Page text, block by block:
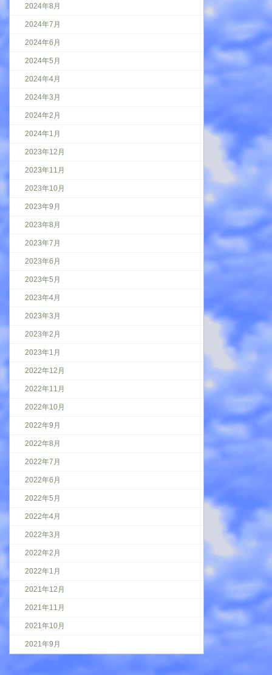
2024年8月
2024年7月
2024年6月
2024年5月
2024年4月
2024年3月
2024年2月
2024年1月
2023年12月
2023年11月
2023年10月
2023年9月
2023年8月
2023年7月
2023年6月
2023年5月
2023年4月
2023年3月
2023年2月
2023年1月
2022年12月
2022年11月
2022年10月
2022年9月
2022年8月
2022年7月
2022年6月
2022年5月
2022年4月
2022年3月
2022年2月
2022年1月
2021年12月
2021年11月
2021年10月
2021年9月